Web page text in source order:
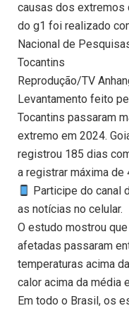
causas dos extremos
do g1 foi realizado
Nacional de
Tocantins
Reprodução/TV
Levantamento feito
Tocantins passaram
extremo em 2024.
registrou 185 dias
a registrar máxima de
Participe do canal
as notícias no celular.
O estudo mostrou
afetadas passaram
temperaturas acima
calor acima da média
Em todo o Brasil, os